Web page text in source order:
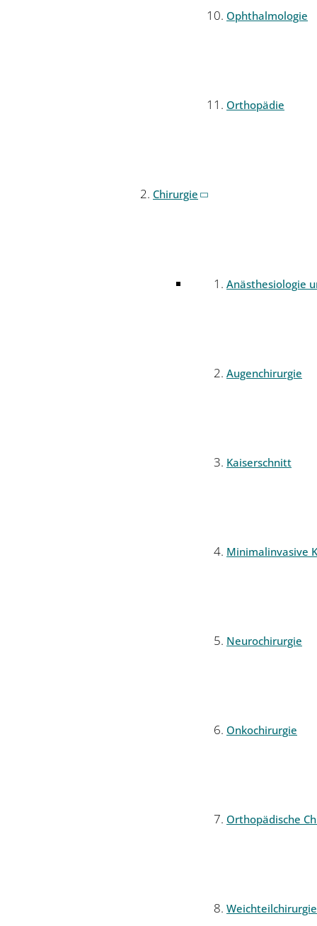
Ophthalmologie
Orthopädie
Chirurgie
Anästhesiologie
Augenchirurgie
Kaiserschnitt
Minimalinvasive
Neurochirurgie
Onkochirurgie
Orthopädische
Weichteilchirurgie